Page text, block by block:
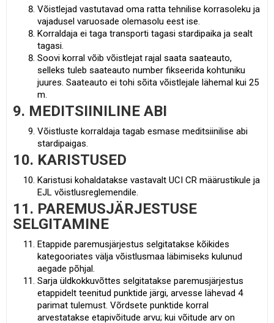
Võistlejad vastutavad oma ratta tehnilise korrasoleku ja
vajadusel varuosade olemasolu eest ise.
Korraldaja ei taga transporti tagasi stardipaika ja sealt
tagasi.
Soovi korral võib võistlejat rajal saata saateauto,
selleks tuleb saateauto number fikseerida kohtuniku
juures. Saateauto ei tohi sõita võistlejale lähemal kui 25
m.
9. MEDITSIINILINE ABI
Võistluste korraldaja tagab esmase meditsiinilise abi
stardipaigas.
10. KARISTUSED
Karistusi kohaldatakse vastavalt UCI CR määrustikule ja
EJL võistlusreglemendile.
11. PAREMUSJÄRJESTUSE
SELGITAMINE
Etappide paremusjärjestus selgitatakse kõikides
kategooriates välja võistlusmaa läbimiseks kulunud
aegade põhjal.
Sarja üldkokkuvõttes selgitatakse paremusjärjestus
etappidelt teenitud punktide järgi, arvesse lähevad 4
parimat tulemust. Võrdsete punktide korral
arvestatakse etapivõitude arvu; kui võitude arv on